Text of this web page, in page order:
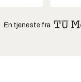
En tjeneste fra